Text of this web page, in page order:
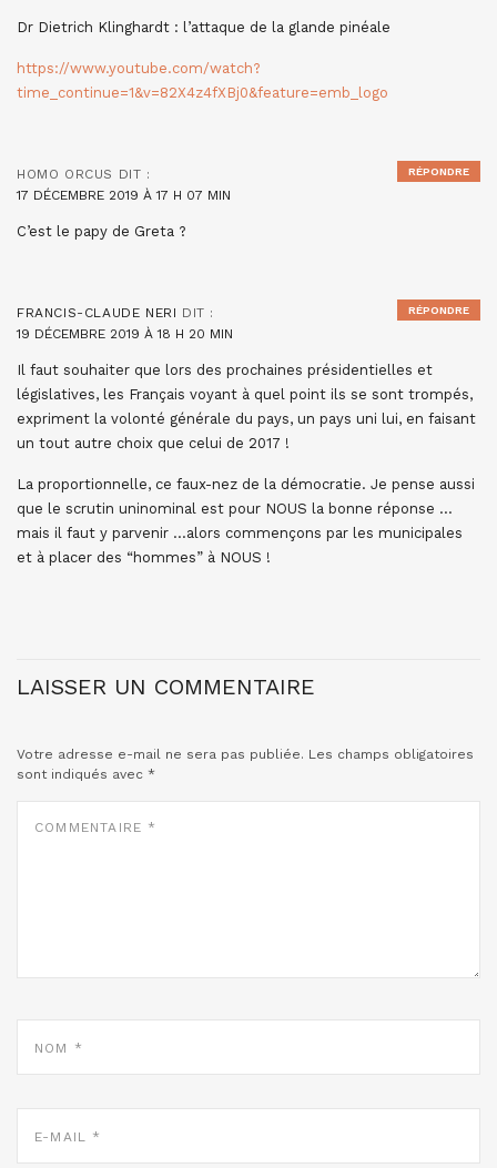
Dr Dietrich Klinghardt : l’attaque de la glande pinéale
https://www.youtube.com/watch?
time_continue=1&v=82X4z4fXBj0&feature=emb_logo
HOMO ORCUS DIT :
17 DÉCEMBRE 2019 À 17 H 07 MIN
C’est le papy de Greta ?
RÉPONDRE
FRANCIS-CLAUDE NERI DIT :
19 DÉCEMBRE 2019 À 18 H 20 MIN
Il faut souhaiter que lors des prochaines présidentielles et
législatives, les Français voyant à quel point ils se sont trompés,
expriment la volonté générale du pays, un pays uni lui, en faisant
un tout autre choix que celui de 2017 !
La proportionnelle, ce faux-nez de la démocratie. Je pense aussi
que le scrutin uninominal est pour NOUS la bonne réponse …
mais il faut y parvenir …alors commençons par les municipales
et à placer des “hommes” à NOUS !
RÉPONDRE
LAISSER UN COMMENTAIRE
Votre adresse e-mail ne sera pas publiée. Les champs obligatoires
sont indiqués avec *
MAIL